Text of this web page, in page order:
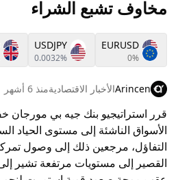
مخاوف تشبع الشراء
EURUSD
0%
USDJPY
0.0032%
Arincenالأخبار الاقتصاديةمنذ 6 أشهر
قرر استراتيجيو بنك جيه بي مورجان
الأسواق الناشئة إلى مستوى الحياد
التفاؤل، مرجعين ذلك إلى وصول
القصير إلى مستويات مرتفعة تشير